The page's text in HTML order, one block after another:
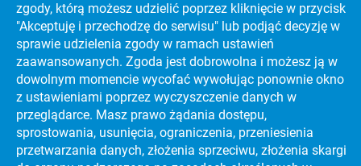
PORADNIKI
STRES NA MATURZE
PORADNIKI
CIEKAWE KIERUNKI STUDIÓW
PORADNIKI
JAK ZDAĆ MATURĘ?
PORADNIKI
EFEKTYWNA NAUKA
PORADNIKI
NAJLEPSZE UCZELNIE WYŻSZE NA ŚWIECIE
zgody, którą możesz udzielić poprzez kliknięcie w przycisk
"Akceptuję i przechodzę do serwisu" lub podjąć decyzję w
sprawie udzielenia zgody w ramach ustawień
zaawansowanych. Zgoda jest dobrowolna i możesz ją w
dowolnym momencie wycofać wywołując ponownie okno
z ustawieniami poprzez wyczyszczenie danych w
przeglądarce. Masz prawo żądania dostępu,
sprostowania, usunięcia, ograniczenia, przeniesienia
przetwarzania danych, złożenia sprzeciwu, złożenia skargi